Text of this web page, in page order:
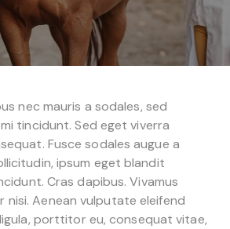
nec mauris a sodales, sed
tincidunt. Sed eget viverra
Fusce sodales augue a
ipsum eget blandit
Cras dapibus. Vivamus
nisi. Aenean vulputate eleifend
porttitor eu, consequat vitae,